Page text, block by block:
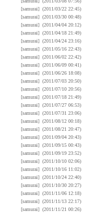
[samurai] (2011/03/22 22:45)
[samurai] (2011/03/30 00:48)
[samurai] (2011/04/04 20:12)
[samurai] (2011/04/18 21:49)
[samurai] (2011/04/24 23:16)
[samurai] (2011/05/16 22:43)
[samurai] (2011/06/02 22:42)
[samurai] (2011/06/09 00:41)
[samurai] (2011/06/26 18:08)
[samurai] (2011/07/03 20:50)
[samurai] (2011/07/10 20:56)
[samurai] (2011/07/18 21:49)
[samurai] (2011/07/27 06:53)
[samurai] (2011/07/31 23:06)
[samurai] (2011/08/12 00:18)
[samurai] (2011/08/21 20:47)
[samurai] (2011/09/04 20:43)
[samurai] (2011/09/15 00:43)
[samurai] (2011/09/19 23:52)
[samurai] (2011/10/10 02:06)
[samurai] (2011/10/16 11:02)
[samurai] (2011/10/24 22:40)
[samurai] (2011/10/30 20:27)
[samurai] (2011/11/06 12:18)
[samurai] (2011/11/13 22:17)
[samurai] (2011/11/21 00:26)